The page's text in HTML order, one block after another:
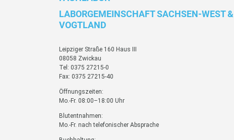
LABORGEMEINSCHAFT SACHSEN-WEST &
VOGTLAND
Leipziger Straße 160 Haus III
08058 Zwickau
Tel: 0375 27215-0
Fax: 0375 27215-40
Öffnungszeiten:
Mo.-Fr. 08:00–18:00 Uhr
Blutentnahmen:
Mo.-Fr. nach telefonischer Absprache